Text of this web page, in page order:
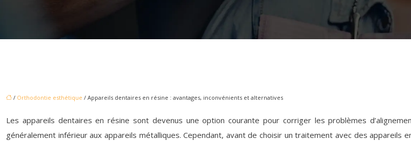
/ Orthodontie esthétique / Appareils dentaires en résine : avantages, inconvénients et alternatives
Les appareils dentaires en résine sont devenus une option courante pour corriger les problèmes
généralement inférieur aux appareils métalliques. Cependant, avant de choisir un traitement avec des appareils